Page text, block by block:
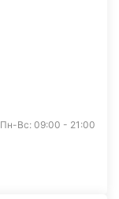
Пн-Вс: 09:00 - 21:00